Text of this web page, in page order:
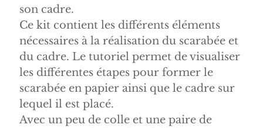
son cadre.
Ce kit contient les différents éléments
nécessaires à la réalisation du scarabée et
du cadre. Le tutoriel permet de visualiser
les différentes étapes pour former le
scarabée en papier ainsi que le cadre sur
lequel il est placé.
Avec un peu de colle et une paire de